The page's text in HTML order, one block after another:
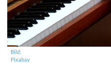
Bild:
Pixabay